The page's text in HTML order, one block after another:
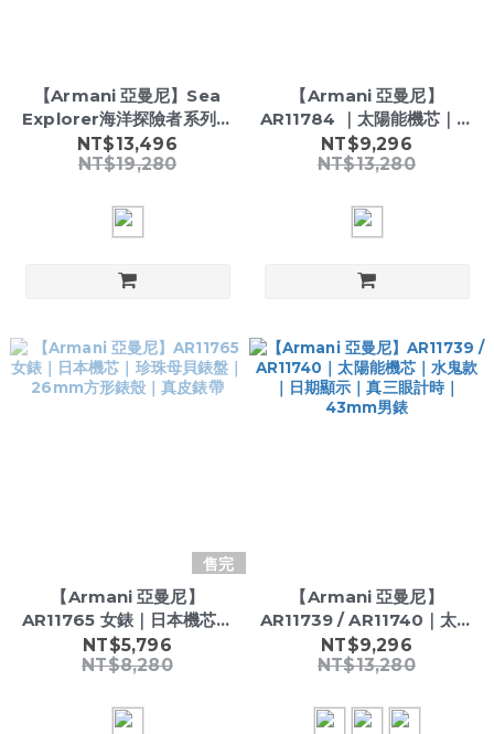
【Armani 亞曼尼】Sea
Explorer海洋探險者系列｜
水鬼款｜自動機械機芯｜夜
光指針刻度｜43mm男錶
NT$13,496
NT$19,280
【Armani 亞曼尼】
AR11784 ｜太陽能機芯｜水
鬼款｜真三眼計時｜不鏽鋼
鍊帶｜43mm男錶
NT$9,296
NT$13,280
售完
【Armani 亞曼尼】
AR11765 女錶｜日本機芯｜
珍珠母貝錶盤｜26mm方形
錶殼｜真皮錶帶
NT$5,796
NT$8,280
【Armani 亞曼尼】
AR11739 / AR11740｜太陽
能機芯｜水鬼款｜日期顯示
｜真三眼計時｜43mm男錶
NT$9,296
NT$13,280